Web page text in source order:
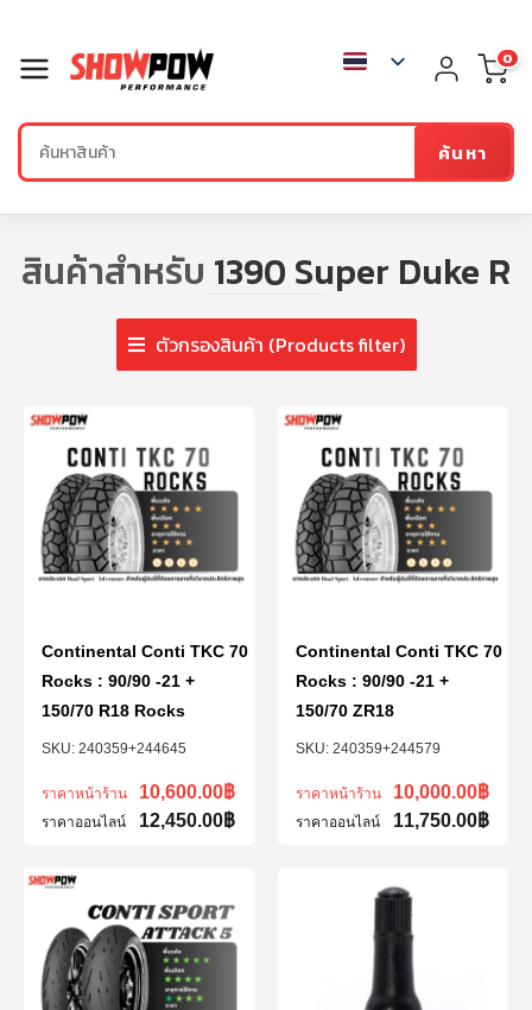
ค้นหา
0
สินค้าสำหรับ 1390 Super Duke R
ตัวกรองสินค้า (Products filter)
240359+244645
Continental Conti TKC 70
Rocks : 90/90 -21 +
150/70 R18 Rocks
ราคาหน้าร้าน 10,600.00฿
ราคาออนไลน์ 12,450.00฿
240359+244579
Continental Conti TKC 70
Rocks : 90/90 -21 +
150/70 ZR18
ราคาหน้าร้าน 10,000.00฿
ราคาออนไลน์ 11,750.00฿